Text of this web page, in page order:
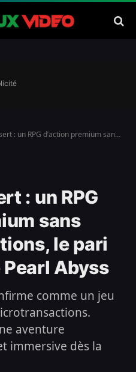
premium sans microtransactions, le pari audacieux de Pearl Abyss
: un RPG
sans
le pari
Abyss
comme un jeu
aventure
immersive dès la